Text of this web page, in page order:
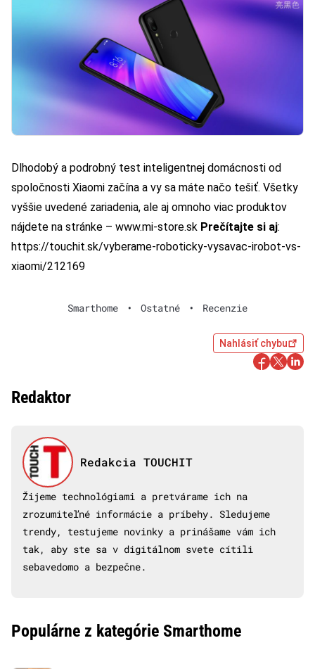
Dlhodobý a podrobný test inteligentnej domácnosti od
spoločnosti Xiaomi začína a vy sa máte načo tešiť. Všetky
vyššie uvedené zariadenia, ale aj omnoho viac produktov
nájdete na stránke – www.mi-store.sk Prečítajte si aj:
https://touchit.sk/vyberame-roboticky-vysavac-irobot-vs-
xiaomi/212169
Smarthome • Ostatné • Recenzie
Nahlásiť chybu
Redaktor
Redakcia TOUCHIT
Žijeme technológiami a pretvárame ich na
zrozumiteľné informácie a príbehy. Sledujeme
trendy, testujeme novinky a prinášame vám ich
tak, aby ste sa v digitálnom svete cítili
sebavedomo a bezpečne.
Populárne z kategórie Smarthome